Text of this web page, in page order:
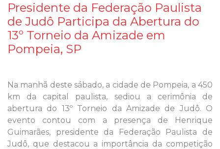
Presidente da Federação Paulista
de Judô Participa da Abertura do
13º Torneio da Amizade em
Pompeia, SP
Na manhã deste sábado, a cidade de Pompeia, a 450
km da capital paulista, sediou a cerimônia de
abertura do 13º Torneio da Amizade de Judô. O
evento contou com a presença de Henrique
Guimarães, presidente da Federação Paulista de
Judô, que destacou a importância da competição